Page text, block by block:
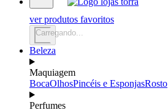
ver produtos favoritos
Carregando...
Beleza
Maquiagem
BocaOlhosPincéis e EsponjasRosto
Perfumes